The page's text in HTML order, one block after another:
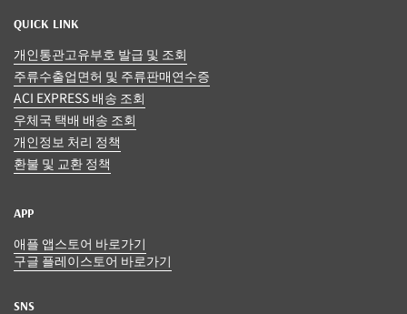
QUICK LINK
개인통관고유부호 발급 및 조회
주류수출업면허 및 주류판매연수증
ACI EXPRESS 배송 조회
우체국 택배 배송 조회
개인정보 처리 정책
환불 및 교환 정책
APP
애플 앱스토어 바로가기
구글 플레이스토어 바로가기
SNS